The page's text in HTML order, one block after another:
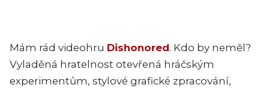
Mám rád videohru Dishonored. Kdo by neměl?
Vyladěná hratelnost otevřená hráčským
experimentům, stylové grafické zpracování,